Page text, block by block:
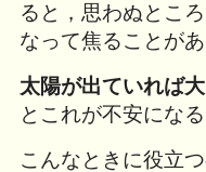
ると，思わぬとこ
なって焦ることがあ
太陽が出ていれば
とこれが不安になる
こんなときに役立